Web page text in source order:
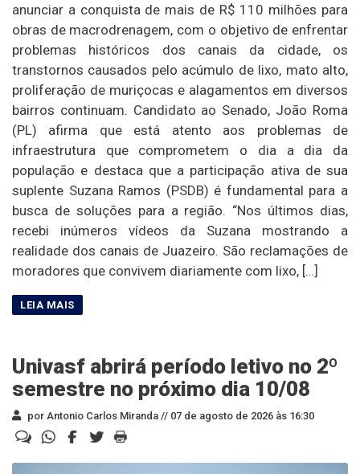
anunciar a conquista de mais de R$ 110 milhões para
obras de macrodrenagem, com o objetivo de enfrentar
problemas históricos dos canais da cidade, os
transtornos causados pelo acúmulo de lixo, mato alto,
proliferação de muriçocas e alagamentos em diversos
bairros continuam. Candidato ao Senado, João Roma
(PL) afirma que está atento aos problemas de
infraestrutura que comprometem o dia a dia da
população e destaca que a participação ativa de sua
suplente Suzana Ramos (PSDB) é fundamental para a
busca de soluções para a região. “Nos últimos dias,
recebi inúmeros vídeos da Suzana mostrando a
realidade dos canais de Juazeiro. São reclamações de
moradores que convivem diariamente com lixo, […]
Univasf abrirá período letivo no 2º
semestre no próximo dia 10/08
por Antonio Carlos Miranda // 07 de agosto de 2026 às 16:30